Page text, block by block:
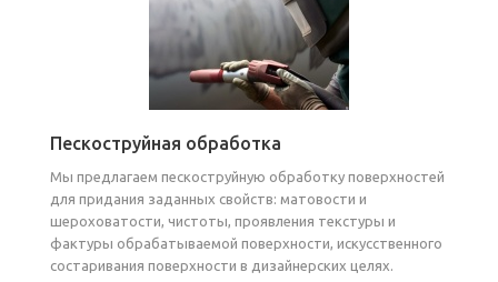
Пескоструйная обработка
Мы предлагаем пескоструйную обработку поверхностей
для придания заданных свойств: матовости и
шероховатости, чистоты, проявления текстуры и
фактуры обрабатываемой поверхности, искусственного
состаривания поверхности в дизайнерских целях.